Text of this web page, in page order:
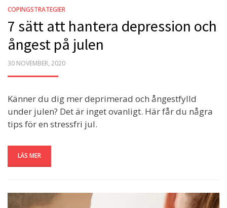
COPINGSTRATEGIER
7 sätt att hantera depression och
ångest på julen
POSTED
30 NOVEMBER, 2020
Känner du dig mer deprimerad och ångestfylld
under julen? Det är inget ovanligt. Här får du några
tips för en stressfri jul.
LÄS MER